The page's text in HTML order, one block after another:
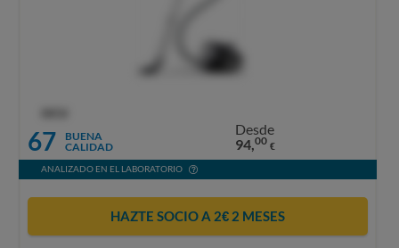
67
BUENA
CALIDAD
Desde
94,00 €
ANALIZADO EN EL LABORATORIO
HAZTE SOCIO A 2€ 2 MESES